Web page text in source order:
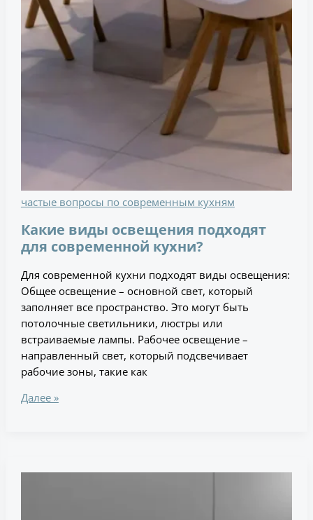
частые вопросы по современным кухням
Какие виды освещения подходят
для современной кухни?
Для современной кухни подходят виды освещения:
Общее освещение – основной свет, который
заполняет все пространство. Это могут быть
потолочные светильники, люстры или
встраиваемые лампы. Рабочее освещение –
направленный свет, который подсвечивает
рабочие зоны, такие как
Далее »